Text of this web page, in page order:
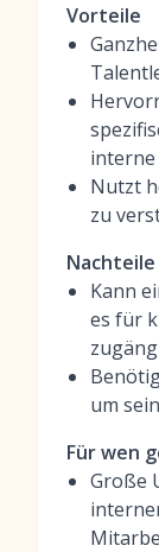
Vorteile
Nutzt
zu
Nachteile
Kann
es für
um
Für wen
Große